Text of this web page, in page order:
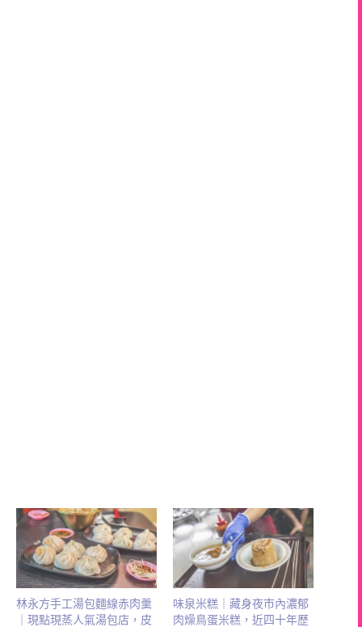
林永方手工湯包麵線赤肉羹
｜現點現蒸人氣湯包店，皮
味泉米糕｜藏身夜市內濃郁
肉燥鳥蛋米糕，近四十年歷